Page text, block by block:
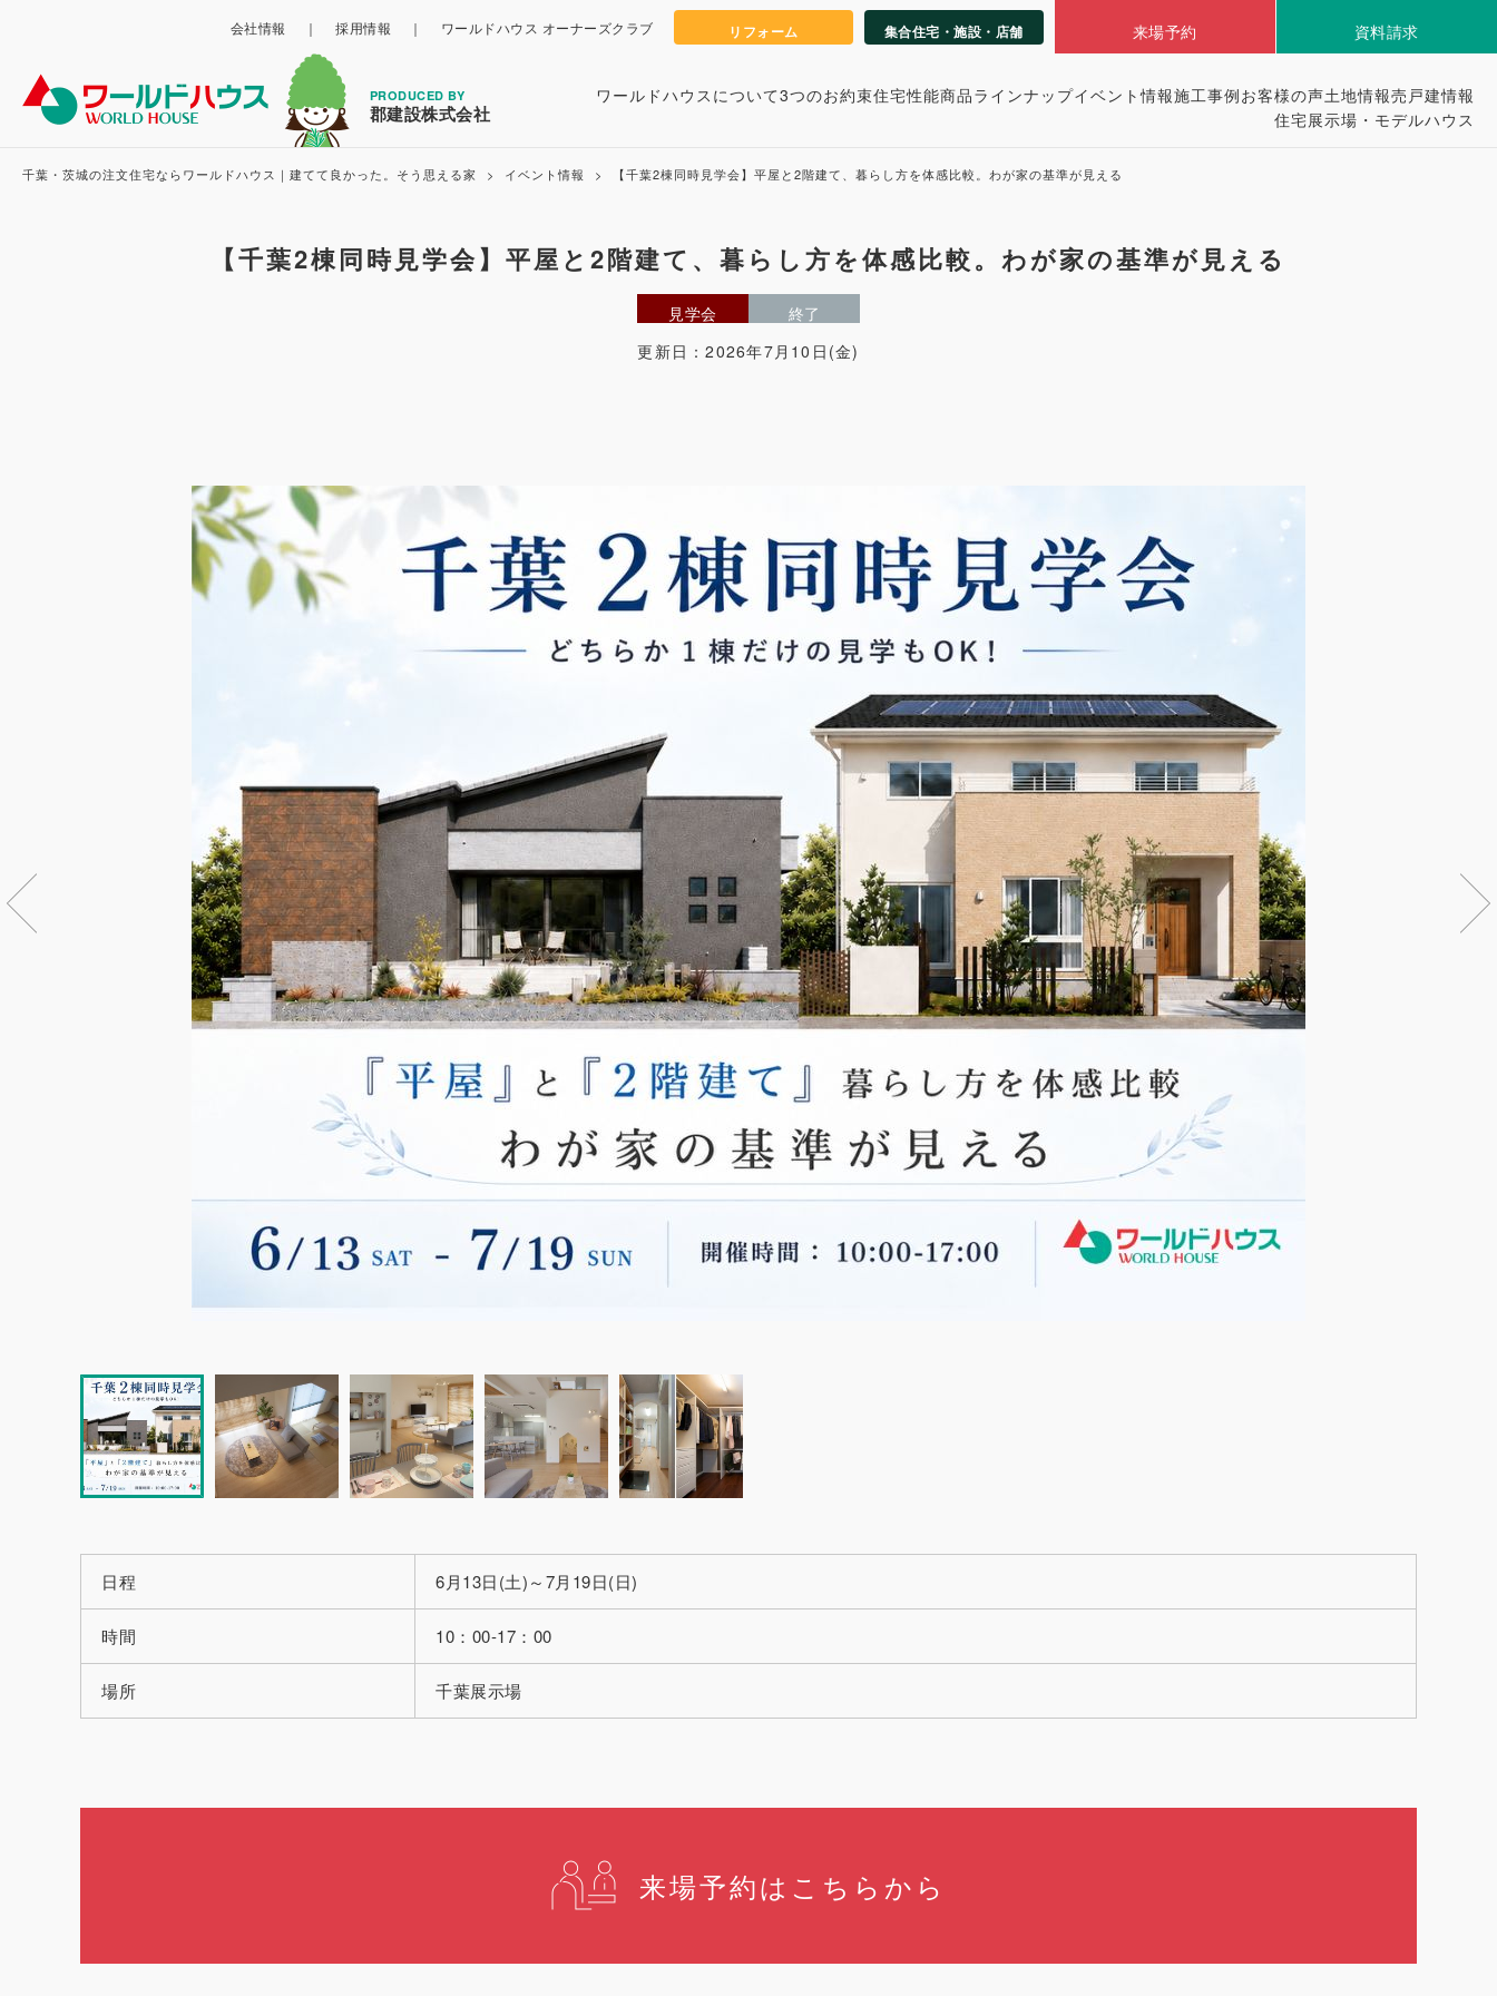
PRODUCED BY
郡建設株式会社
ワールドハウスについて3つのお約束住宅性能商品ラインナップイベント情報施工事例お客様の声土地情報売戸建情報
住宅展示場・モデルハウス
会社情報 採用情報 ワールドハウス オーナーズクラブ リフォーム 集合住宅・施設・店舗 来場予約 資料請求
千葉・茨城の注文住宅ならワールドハウス｜建てて良かった。そう思える家 イベント情報 【千葉2棟同時見学会】平屋と2階建て、暮らし方を体感比較。わが家の基準が見える
【千葉2棟同時見学会】平屋と2階建て、暮らし方を体感比較。わが家の基準が見える
見学会
終了
更新日：2026年7月10日(金)
日程 6月13日(土)～7月19日(日)
時間 10：00-17：00
場所 千葉展示場
来場予約はこちらから